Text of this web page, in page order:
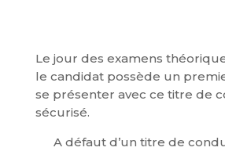
Le jour des examens
le candidat possède un
se présenter avec ce titre de
sécurisé.
A défaut d’un titre de